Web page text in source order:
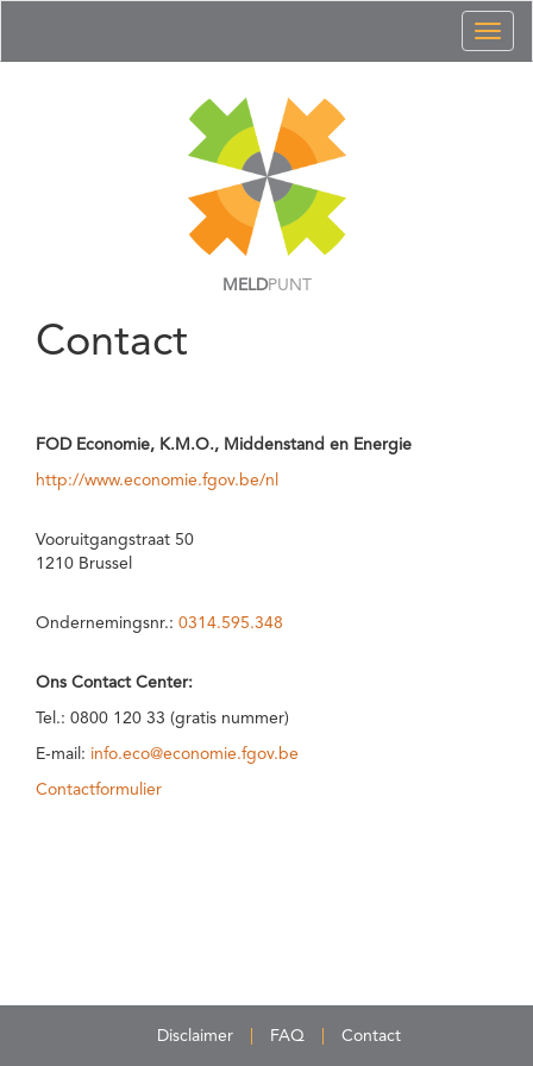
MELDPUNT
Contact
FOD Economie, K.M.O., Middenstand en Energie
http://www.economie.fgov.be/nl
Vooruitgangstraat 50
1210 Brussel
Ondernemingsnr.: 0314.595.348
Ons Contact Center:
Tel.: 0800 120 33 (gratis nummer)
E-mail: info.eco@economie.fgov.be
Contactformulier
Disclaimer FAQ Contact